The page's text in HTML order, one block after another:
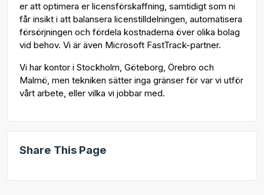
er att optimera er licensförskaffning, samtidigt som ni
får insikt i att balansera licenstilldelningen, automatisera
försörjningen och fördela kostnaderna över olika bolag
vid behov. Vi är även Microsoft FastTrack-partner.
Vi har kontor i Stockholm, Göteborg, Örebro och
Malmö, men tekniken sätter inga gränser för var vi utför
vårt arbete, eller vilka vi jobbar med.
Share This Page